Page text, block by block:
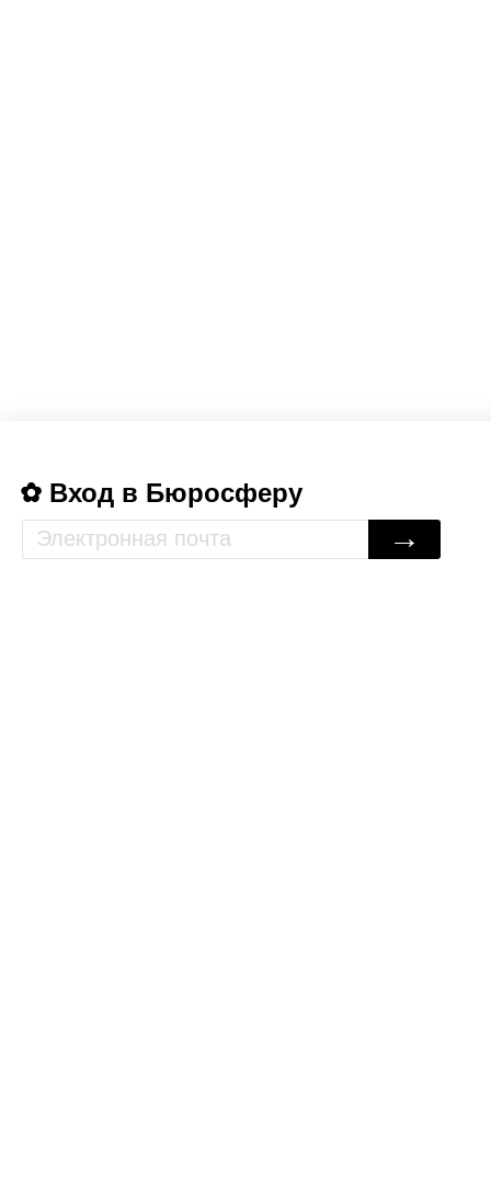
Вход в Бюросферу
→